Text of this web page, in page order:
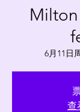
6月11日
查